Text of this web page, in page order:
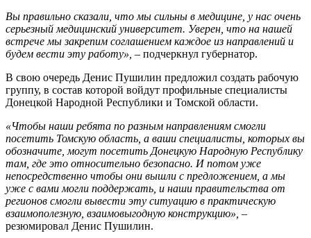
Вы правильно сказали, что мы сильны в медицине, у нас очень
серьезный медицинский университет. Уверен, что на нашей
встрече мы закрепим соглашением каждое из направлений и
будем вести эту работу», – подчеркнул губернатор.
В свою очередь Денис Пушилин предложил создать рабочую
группу, в состав которой войдут профильные специалисты
Донецкой Народной Республики и Томской области.
«Чтобы наши ребята по разным направлениям смогли
посетить Томскую область, а ваши специалисты, которых вы
обозначите, могут посетить Донецкую Народную Республику
там, где это относительно безопасно. И потом уже
непосредственно чтобы они вышли с предложением, а мы
уже с вами могли поддержать, и наши правительства от
регионов смогли вывести эту ситуацию в практическую
взаимополезную, взаимовыгодную конструкцию», –
резюмировал Денис Пушилин.